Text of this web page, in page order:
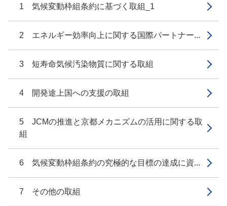
1 気候変動枠組条約に基づく取組_1
2 エネルギー効率向上に関する国際パートナー...
3 短寿命気候汚染物質に関する取組
4 開発途上国への支援の取組
5 JCMの推進と京都メカニズムの活用に関する取
組
6 気候変動枠組条約の究極的な目標の達成に資...
7 その他の取組